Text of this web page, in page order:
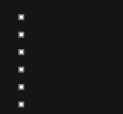
▣
▣
▣
▣
▣
▣